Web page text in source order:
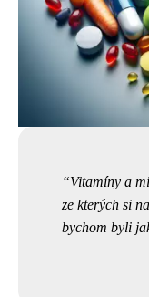
Vitamíny a
ze kterých si
bychom byli